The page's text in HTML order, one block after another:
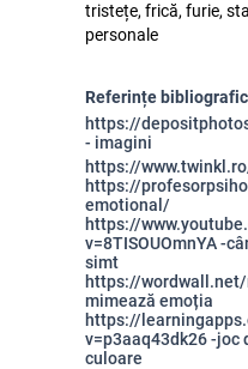
tristețe, frică, furie,
personale
Referințe
https://
- imagini
https://
https://
emotional/
https://
v=8TISOUOmnYA-
simt
https://
mimează emoția
https://
v=p3aaq43dk26-joc
culoare